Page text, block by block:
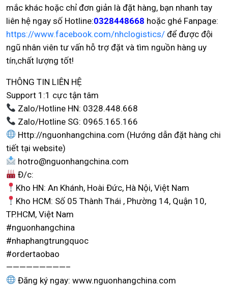
mắc khác hoặc chỉ đơn giản là đặt hàng, bạn nhanh tay
liên hệ ngay số Hotline:0328448668 hoặc ghé Fanpage:
https://www.facebook.com/nhclogistics/ để được đội
ngũ nhân viên tư vấn hỗ trợ đặt và tìm nguồn hàng uy
tín,chất lượng tốt!
THÔNG TIN LIÊN HỆ
Support 1:1 cực tận tâm
Zalo/Hotline HN: 0328.448.668
Zalo/Hotline SG: 0965.165.166
Http://nguonhangchina.com (Hướng dẫn đặt hàng chi
tiết tại website)
hotro@nguonhangchina.com
Đ/c:
Kho HN: An Khánh, Hoài Đức, Hà Nội, Việt Nam
Kho HCM: Số 05 Thành Thái , Phường 14, Quận 10,
TP.HCM, Việt Nam
#nguonhangchina
#nhaphangtrungquoc
#ordertaobao
—————————–
Đăng ký ngay: www.nguonhangchina.com